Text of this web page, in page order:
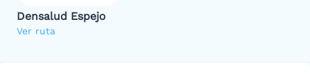
Densalud Espejo
Ver ruta